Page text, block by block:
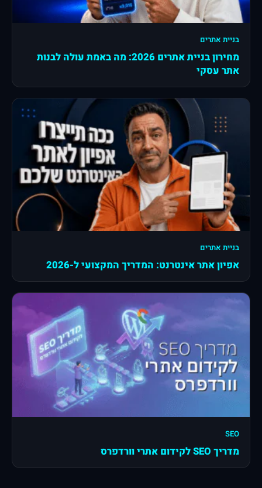
בניית אתרים
מחירון בניית אתרים 2026: מה באמת עולה לבנות
אתר עסקי
בניית אתרים
אפיון אתר אינטרנט: המדריך המקצועי ל-2026
SEO
מדריך SEO לקידום אתרי וורדפרס